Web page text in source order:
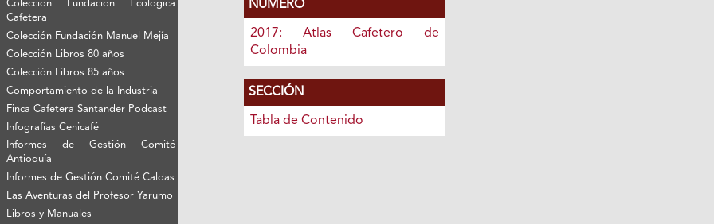
Colección Fundación Ecológica
Cafetera
Colección Fundación Manuel Mejía
Colección Libros 80 años
Colección Libros 85 años
Comportamiento de la Industria
Finca Cafetera Santander Podcast
Infografías Cenicafé
Informes de Gestión Comité
Antioquía
Informes de Gestión Comité Caldas
Las Aventuras del Profesor Yarumo
Libros y Manuales
NÚMERO
2017: Atlas Cafetero de
Colombia
SECCIÓN
Tabla de Contenido